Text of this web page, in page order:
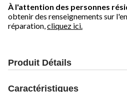
À l'attention des personnes
obtenir des renseignements sur
réparation, cliquez ici.
Produit Détails
Caractéristiques